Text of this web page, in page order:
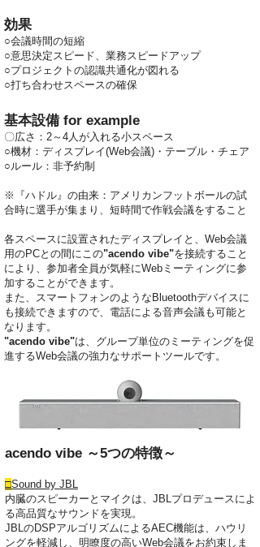
効果
○会議時間の短縮
○意思決定スピード、業務スピードアップ
○プロジェクトの認識共通化が図れる
○打ち合わせスペースの確保
基本設備 for example
〇広さ：2～4人が入れる小スペース
○機材：ディスプレイ(Web会議)・テーブル・チェア
○ルール：非予約制
※『ハドル』の由来：アメリカンフットボールの試
合時に選手が集まり、短時間で作戦会議をすること
各スペースに設置されたディスプレイと、Web会議
用のPCとの間にこの"acendo vibe"を接続すること
により、参加者全員が気軽にWebミーティングに参
加することができます。
また、スマートフォンのようなBluetoothデバイスに
も接続できますので、電話による音声会議も可能と
なります。
"acendo vibe"は、グループ単位のミーティングを促
進するWeb会議の強力なサポートツールです。
acendo vibe ～5つの特徴～
□Sound by JBL
内臓のスピーカーとマイクは、JBLプロデュースによ
る高品質なサウンドを実現。
JBLのDSPアルゴリズムによるAEC機能は、ハウリ
ングを軽減し、明瞭度の高いWeb会議をお約束しま